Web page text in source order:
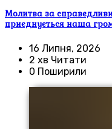
Молитва за
приєднується наша
16 Липня, 2026
2 хв Читати
0 Поширили